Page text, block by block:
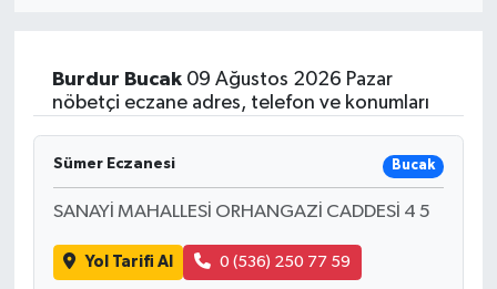
Burdur Bucak09 Ağustos 2026 Pazar
nöbetçi eczane adres, telefon ve konumları
Sümer Eczanesi Bucak
SANAYİ MAHALLESİ ORHANGAZİ CADDESİ 4 5
Yol Tarifi Al 0 (536) 250 77 59
RÖPORTAJLAR
SİYASET
GÜNCEL